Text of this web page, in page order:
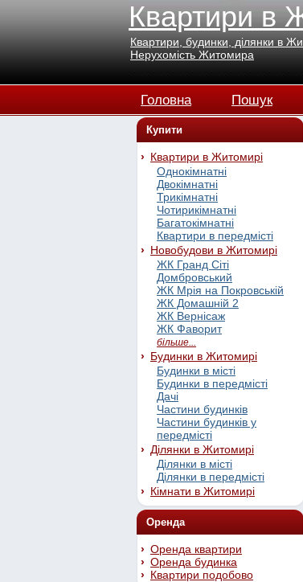
Квартири в
Квартири, будинки, ділянки в
Нерухомість Житомира
Головна Пошук
Купити
Квартири в Житомирі
Однокімнатні
Двокімнатні
Трикімнатні
Чотирикімнатні
Багатокімнатні
Квартири в передмісті
Новобудови в Житомирі
ЖК Гранд Сіті
Домбровський
ЖК Мрія на Покровській
ЖК Домашній 2
ЖК Вернісаж
ЖК Фаворит
більше...
Будинки в Житомирі
Будинки в місті
Будинки в передмісті
Дачі
Частини будинків
Частини будинків у
передмісті
Ділянки в Житомирі
Ділянки в місті
Ділянки в передмісті
Кімнати в Житомирі
Оренда
Оренда квартири
Оренда будинка
Квартири подобово